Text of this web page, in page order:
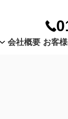
会社概要 お客